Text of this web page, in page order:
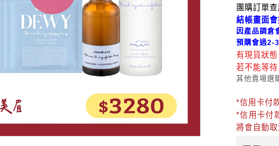
團購訂單
結帳畫面
因產品調倉
預購會過2-
有現貨狀
若不能等
其他賣場選
*信用卡付
*信用卡付
將會自動